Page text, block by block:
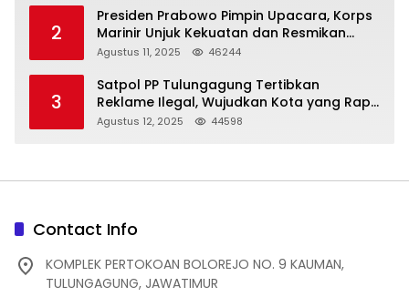
2
Presiden Prabowo Pimpin Upacara, Korps
Marinir Unjuk Kekuatan dan Resmikan
Struktur Baru
Agustus 11, 2025 46244
3
Satpol PP Tulungagung Tertibkan
Reklame Ilegal, Wujudkan Kota yang Rapi
dan Indah
Agustus 12, 2025 44598
Contact Info
KOMPLEK PERTOKOAN BOLOREJO NO. 9 KAUMAN,
TULUNGAGUNG, JAWATIMUR